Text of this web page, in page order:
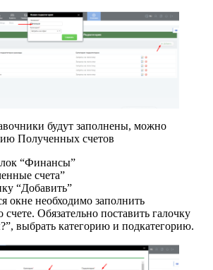
будут заполнены, можно
Полученных счетов
“Финансы”
счета”
“Добавить”
окне необходимо заполнить
Обязательно поставить галочку
выбрать категорию и подкатегорию.